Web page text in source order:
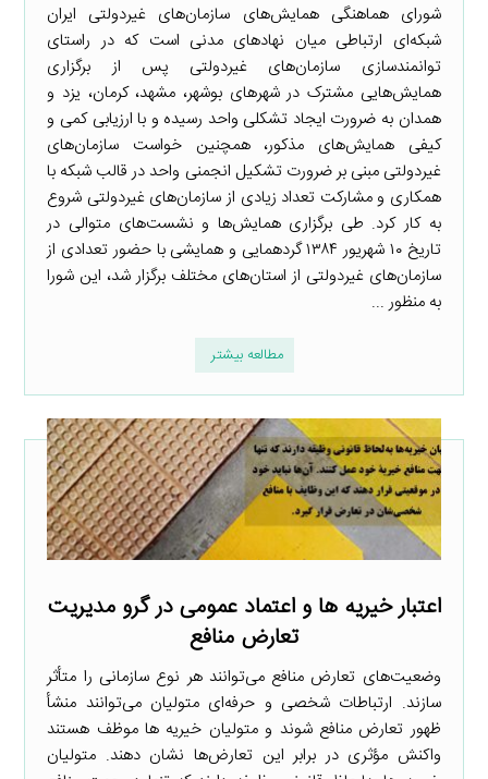
شورای هماهنگی همایش‌های سازمان‌های غیردولتی ایران
شبکه‌ای ارتباطی میان نهاد‌های مدنی است که در راستای
توانمندسازی سازمان‌های غیردولتی پس از برگزاری
همایش‌هایی مشترک در شهرهای بوشهر، مشهد، کرمان، یزد و
همدان به ضرورت ایجاد تشکلی واحد رسیده و با ارزیابی کمی و
کیفی همایش‌های مذکور، همچنین خواست سازمان‌های
غیردولتی مبنی بر ضرورت تشکیل انجمنی واحد در قالب شبکه با
همکاری و مشارکت تعداد زیادی از سازمان‌های غیردولتی شروع
به کار کرد. طی برگزاری همایش‌ها و نشست‌های متوالی در
تاریخ ۱۰ شهریور ۱۳۸۴ گردهمایی و همایشی با حضور تعدادی از
سازمان‌های غیردولتی از استان‌های مختلف برگزار شد، این شورا
به منظور ...
مطالعه بیشتر
اعتبار خیریه‌ ها و اعتماد عمومی در گرو مدیریت
تعارض منافع
وضعیت‌های تعارض منافع می‌توانند هر نوع سازمانی را متأثر
سازند. ارتباطات شخصی و حرفه‌ای متولیان می‌توانند منشأ
ظهور تعارض منافع شوند و متولیان خیریه ها موظف هستند
واکنش مؤثری در برابر این تعارض‌ها نشان دهند. متولیان